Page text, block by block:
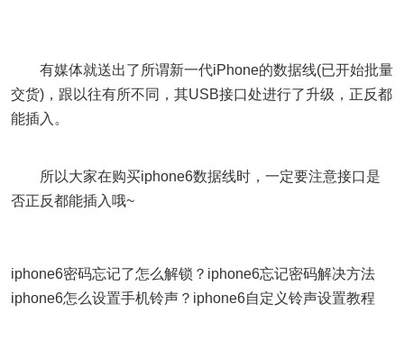
有媒体就送出了所谓新一代iPhone的数据线(已开始批量
交货)，跟以往有所不同，其USB接口处进行了升级，正反都
能插入。
所以大家在购买iphone6数据线时，一定要注意接口是
否正反都能插入哦~
iphone6密码忘记了怎么解锁？iphone6忘记密码解决方法
iphone6怎么设置手机铃声？iphone6自定义铃声设置教程